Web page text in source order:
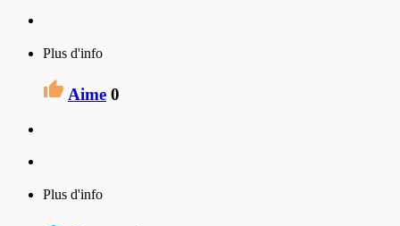
Plus d'info
Aime 0
Plus d'info